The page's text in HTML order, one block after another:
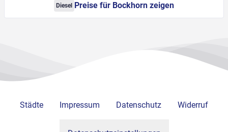
Diesel Preise für Bockhorn zeigen
Städte Impressum Datenschutz Widerruf